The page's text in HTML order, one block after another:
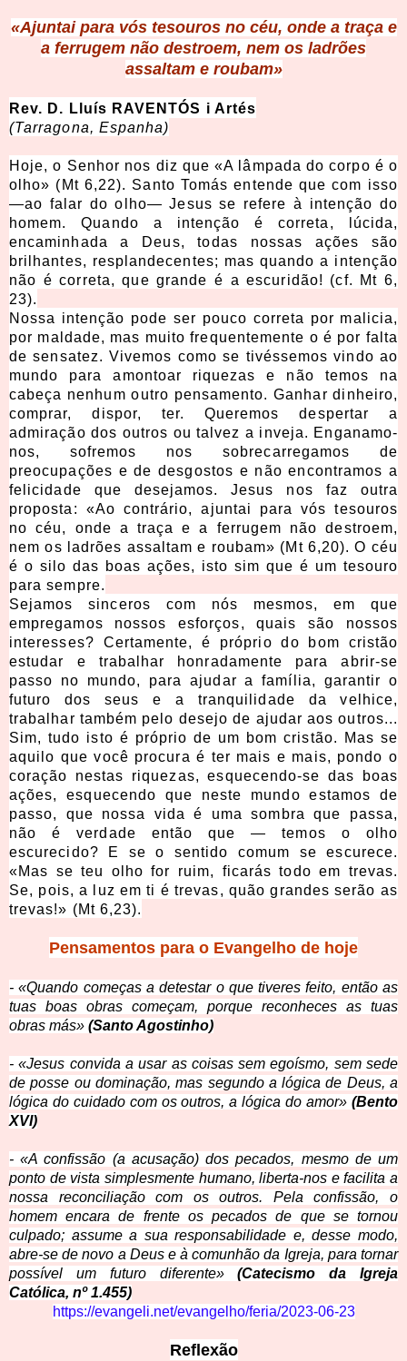
«Ajuntai para vós tesouros no céu, onde a traça e
a ferrugem não destroem, nem os ladrões
assaltam e roubam»
Rev. D. Lluís RAVENTÓS i Artés
(Tarragona, Espanha)
Hoje, o Senhor nos diz que «A lâmpada do corpo é o
olho» (Mt 6,22). Santo Tomás entende que com isso
—ao falar do olho— Jesus se refere à intenção do
homem. Quando a intenção é correta, lúcida,
encaminhada a Deus, todas nossas ações são
brilhantes, resplandecentes; mas quando a intenção
não é correta, que grande é a escuridão! (cf. Mt 6,
23).
Nossa intenção pode ser pouco correta por malicia,
por maldade, mas muito frequentemente o é por falta
de sensatez. Vivemos como se tivéssemos vindo ao
mundo para amontoar riquezas e não temos na
cabeça nenhum outro pensamento. Ganhar dinheiro,
comprar, dispor, ter. Queremos despertar a
admiração dos outros ou talvez a inveja. Enganamo-
nos, sofremos nos sobrecarregamos de
preocupações e de desgostos e não encontramos a
felicidade que desejamos. Jesus nos faz outra
proposta: «Ao contrário, ajuntai para vós tesouros
no céu, onde a traça e a ferrugem não destroem,
nem os ladrões assaltam e roubam» (Mt 6,20). O céu
é o silo das boas ações, isto sim que é um tesouro
para sempre.
Sejamos sinceros com nós mesmos, em que
empregamos nossos esforços, quais são nossos
interesses? Certamente, é próprio do bom cristão
estudar e trabalhar honradamente para abrir-se
passo no mundo, para ajudar a família, garantir o
futuro dos seus e a tranquilidade da velhice,
trabalhar também pelo desejo de ajudar aos outros...
Sim, tudo isto é próprio de um bom cristão. Mas se
aquilo que você procura é ter mais e mais, pondo o
coração nestas riquezas, esquecendo-se das boas
ações, esquecendo que neste mundo estamos de
passo, que nossa vida é uma sombra que passa,
não é verdade então que — temos o olho
escurecido? E se o sentido comum se escurece.
«Mas se teu olho for ruim, ficarás todo em trevas.
Se, pois, a luz em ti é trevas, quão grandes serão as
trevas!» (Mt 6,23).
Pensamentos para o Evangelho de hoje
- «Quando começas a detestar o que tiveres feito, então as
tuas boas obras começam, porque reconheces as tuas
obras más» (Santo Agostinho)
- «Jesus convida a usar as coisas sem egoísmo, sem sede
de posse ou dominação, mas segundo a lógica de Deus, a
lógica do cuidado com os outros, a lógica do amor» (Bento
XVI)
- «A confissão (a acusação) dos pecados, mesmo de um
ponto de vista simplesmente humano, liberta-nos e facilita a
nossa reconciliação com os outros. Pela confissão, o
homem encara de frente os pecados de que se tornou
culpado; assume a sua responsabilidade e, desse modo,
abre-se de novo a Deus e à comunhão da Igreja, para tornar
possível um futuro diferente»(Catecismo da Igreja
Católica, nº 1.455)
https://evangeli.net/evangelho/feria/2023-06-23
Reflexão